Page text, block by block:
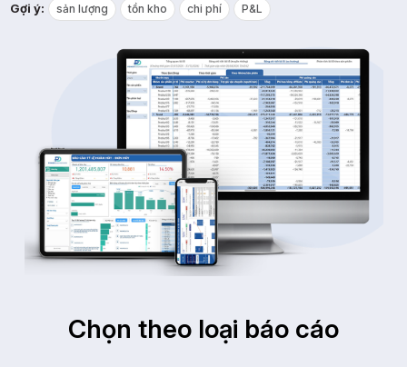
Gợi ý: sản lượng tồn kho chi phí P&L
Chọn theo loại báo cáo